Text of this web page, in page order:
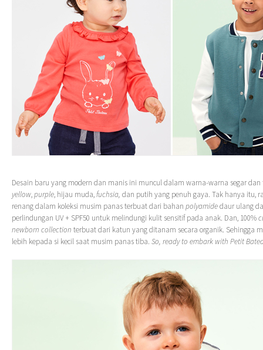
Desain baru yang modern dan manis ini muncul dalam warna-warna segar dan
yellow,purple, hijau muda,fuchsia, dan putih yang penuh gaya. Tak hanya itu,
renang dalam koleksi musim panas terbuat dari bahan polyamidedaur ulang
perlindungan UV + SPF50 untuk melindungi kulit sensitif pada anak. Dan, 100%
newborn collection terbuat dari katun yang ditanam secara organik. Sehingga
lebih kepada si kecil saat musim panas tiba. So, ready to embark with Petit